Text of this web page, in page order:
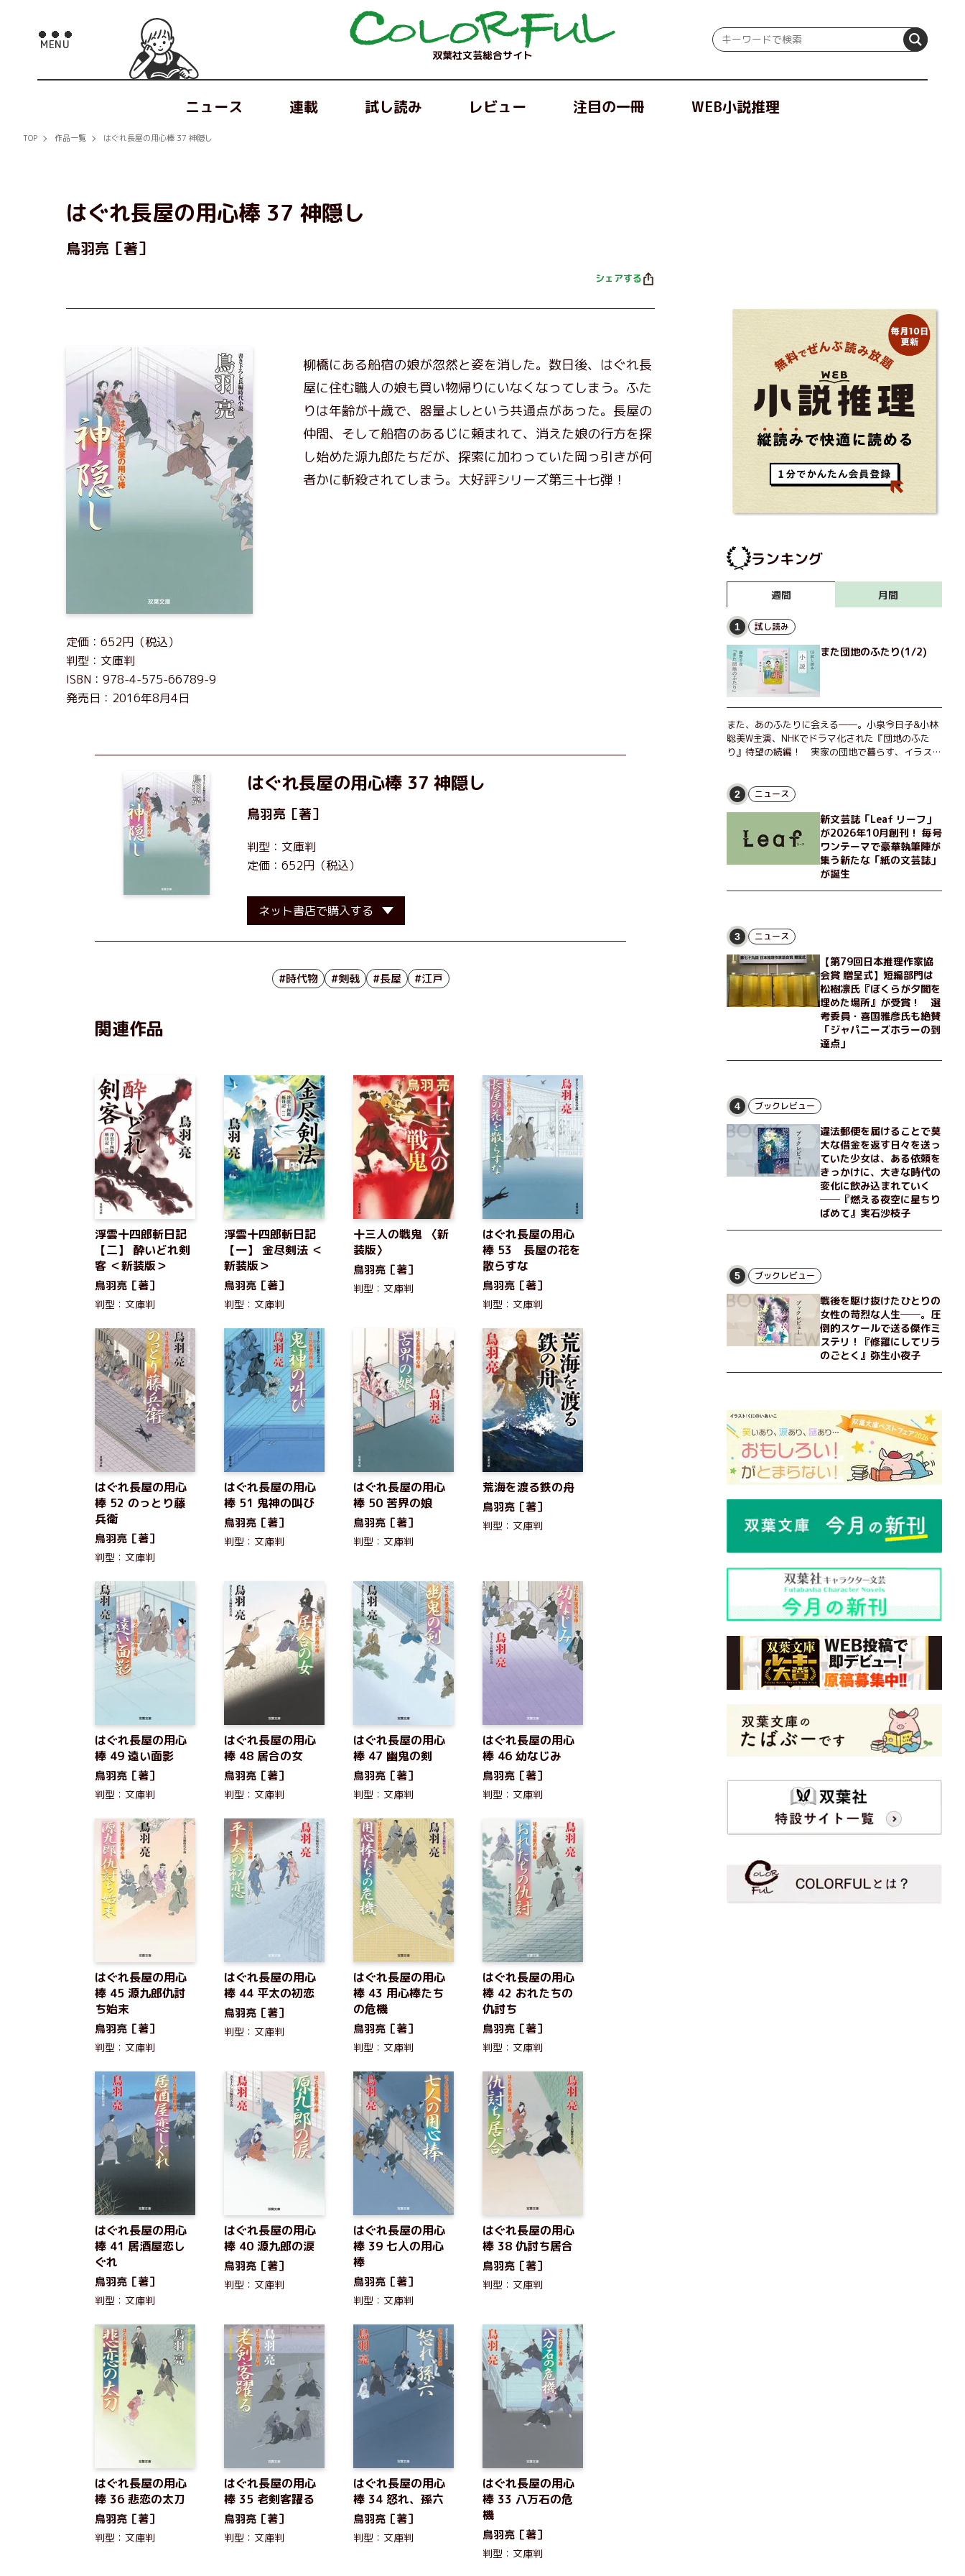
双葉社文芸総合サイト
ニュース 連載 試し読み レビュー 注目の一冊 WEB小説推理
TOP 作品一覧 はぐれ長屋の用心棒 37 神隠し
はぐれ長屋の用心棒 37 神隠し
鳥羽亮［著］
シェアする
定価：652円（税込）
判型：文庫判
ISBN：978-4-575-66789-9
発売日：2016年8月4日
柳橋にある船宿の娘が忽然と姿を消した。数日後、はぐれ長
屋に住む職人の娘も買い物帰りにいなくなってしまう。ふた
りは年齢が十歳で、器量よしという共通点があった。長屋の
仲間、そして船宿のあるじに頼まれて、消えた娘の行方を探
し始めた源九郎たちだが、探索に加わっていた岡っ引きが何
者かに斬殺されてしまう。大好評シリーズ第三十七弾！
はぐれ長屋の用心棒 37 神隠し
鳥羽亮 ［著］
判型：文庫判
定価：652円（税込）
ネット書店で購入する
#時代物 #剣戟 #長屋 #江戸
関連作品
浮雲十四郎斬日記
【二】 酔いどれ剣
客 ＜新装版＞
鳥羽亮［著］
判型：文庫判
浮雲十四郎斬日記
【一】 金尽剣法 ＜
新装版＞
鳥羽亮［著］
判型：文庫判
十三人の戦鬼 〈新
装版〉
鳥羽亮［著］
判型：文庫判
はぐれ長屋の用心
棒 53 長屋の花を
散らすな
鳥羽亮［著］
判型：文庫判
はぐれ長屋の用心
棒 52 のっとり藤
兵衛
鳥羽亮［著］
判型：文庫判
はぐれ長屋の用心
棒 51 鬼神の叫び
鳥羽亮［著］
判型：文庫判
はぐれ長屋の用心
棒 50 苦界の娘
鳥羽亮［著］
判型：文庫判
荒海を渡る鉄の舟
鳥羽亮［著］
判型：文庫判
はぐれ長屋の用心
棒 49 遠い面影
鳥羽亮［著］
判型：文庫判
はぐれ長屋の用心
棒 48 居合の女
鳥羽亮［著］
判型：文庫判
はぐれ長屋の用心
棒 47 幽鬼の剣
鳥羽亮［著］
判型：文庫判
はぐれ長屋の用心
棒 46 幼なじみ
鳥羽亮［著］
判型：文庫判
はぐれ長屋の用心
棒 45 源九郎仇討
ち始末
鳥羽亮［著］
判型：文庫判
はぐれ長屋の用心
棒 44 平太の初恋
鳥羽亮［著］
判型：文庫判
はぐれ長屋の用心
棒 43 用心棒たち
の危機
鳥羽亮［著］
判型：文庫判
はぐれ長屋の用心
棒 42 おれたちの
仇討ち
鳥羽亮［著］
判型：文庫判
はぐれ長屋の用心
棒 41 居酒屋恋し
ぐれ
鳥羽亮［著］
判型：文庫判
はぐれ長屋の用心
棒 40 源九郎の涙
鳥羽亮［著］
判型：文庫判
はぐれ長屋の用心
棒 39 七人の用心
棒
鳥羽亮［著］
判型：文庫判
はぐれ長屋の用心
棒 38 仇討ち居合
鳥羽亮［著］
判型：文庫判
はぐれ長屋の用心
棒 36 悲恋の太刀
鳥羽亮［著］
判型：文庫判
はぐれ長屋の用心
棒 35 老剣客躍る
鳥羽亮［著］
判型：文庫判
はぐれ長屋の用心
棒 34 怒れ、孫六
鳥羽亮［著］
判型：文庫判
はぐれ長屋の用心
棒 33 八万石の危
機
鳥羽亮［著］
判型：文庫判
ランキング
週間 月間
1 試し読み
また団地のふたり(1/2)
また、あのふたりに会える――。小泉今日子&小林
聡美W主演、NHKでドラマ化された『団地のふた
り』待望の続編！ 実家の団地で暮らす、イラスト
ょっとした贅沢を楽しんだり、近所のおばちゃんの
恋バナを聞いてあげたり、部屋でふたりだけの「台
湾映画祭」を催したり。50代独身、幼なじみの変
わらぬ友情とささやかな幸せの日々を描く。
2 ニュース
新文芸誌「Leaf リーフ」
が2026年10月創刊！ 毎号
ワンテーマで豪華執筆陣が
集う新たな「紙の文芸誌」
が誕生
3 ニュース
【第79回日本推理作家協
会賞 贈呈式】短編部門は
松樹凛氏『ぼくらが夕闇を
埋めた場所』が受賞！ 選
考委員・喜国雅彦氏も絶賛
「ジャパニーズホラーの到
達点」
4 ブックレビュー
違法郵便を届けることで莫
大な借金を返す日々を送っ
ていた少女は、ある依頼を
きっかけに、大きな時代の
変化に飲み込まれていく
──『燃える夜空に星ちり
ばめて』実石沙枝子
5 ブックレビュー
戦後を駆け抜けたひとりの
女性の苛烈な人生──。圧
倒的スケールで送る傑作ミ
ステリ！『修羅にしてリラ
のごとく』弥生小夜子